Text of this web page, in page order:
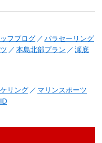
フブログ
パラセーリング
本島北部プラン
瀬底
リング
マリンスポーツ